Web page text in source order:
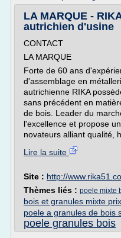
LA MARQUE -
autrichien d'usine
CONTACT
LA MARQUE
Forte de 60 ans
d'assemblage en
autrichienne RIKA
sans précédent en
de bois. Leader du
l'excellence et propose
novateurs alliant qualité,
Lire la suite
Site : http://
Thèmes liés : poele mixte
bois et granules mixte prix
poele a granules de bois
poele granules bois